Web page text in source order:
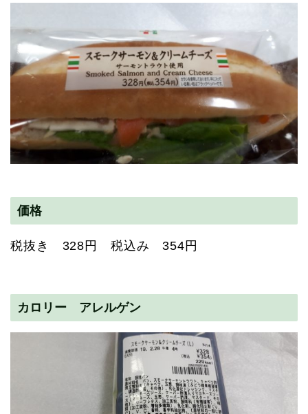
価格
税抜き 328円 税込み 354円
カロリー アレルゲン